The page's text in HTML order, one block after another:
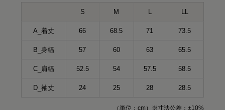
S M
A_着丈 66 68.5 71 73.5
B_身幅 57 60 63 65.5
C_肩幅 52.5 54 57.5 58.5
D_袖丈 24 25 28 28.5
（単位：cm）※寸法公差：±10%